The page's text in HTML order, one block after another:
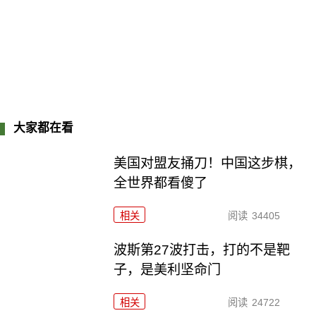
大家都在看
美国对盟友捅刀！中国这步棋，
全世界都看傻了
相关 阅读 34405
波斯第27波打击，打的不是靶
子，是美利坚命门
相关 阅读 24722